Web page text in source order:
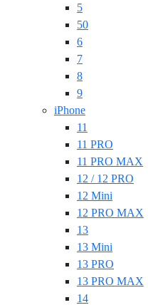
5
50
6
7
8
9
iPhone
11
11 PRO
11 PRO MAX
12 / 12 PRO
12 Mini
12 PRO MAX
13
13 Mini
13 PRO
13 PRO MAX
14